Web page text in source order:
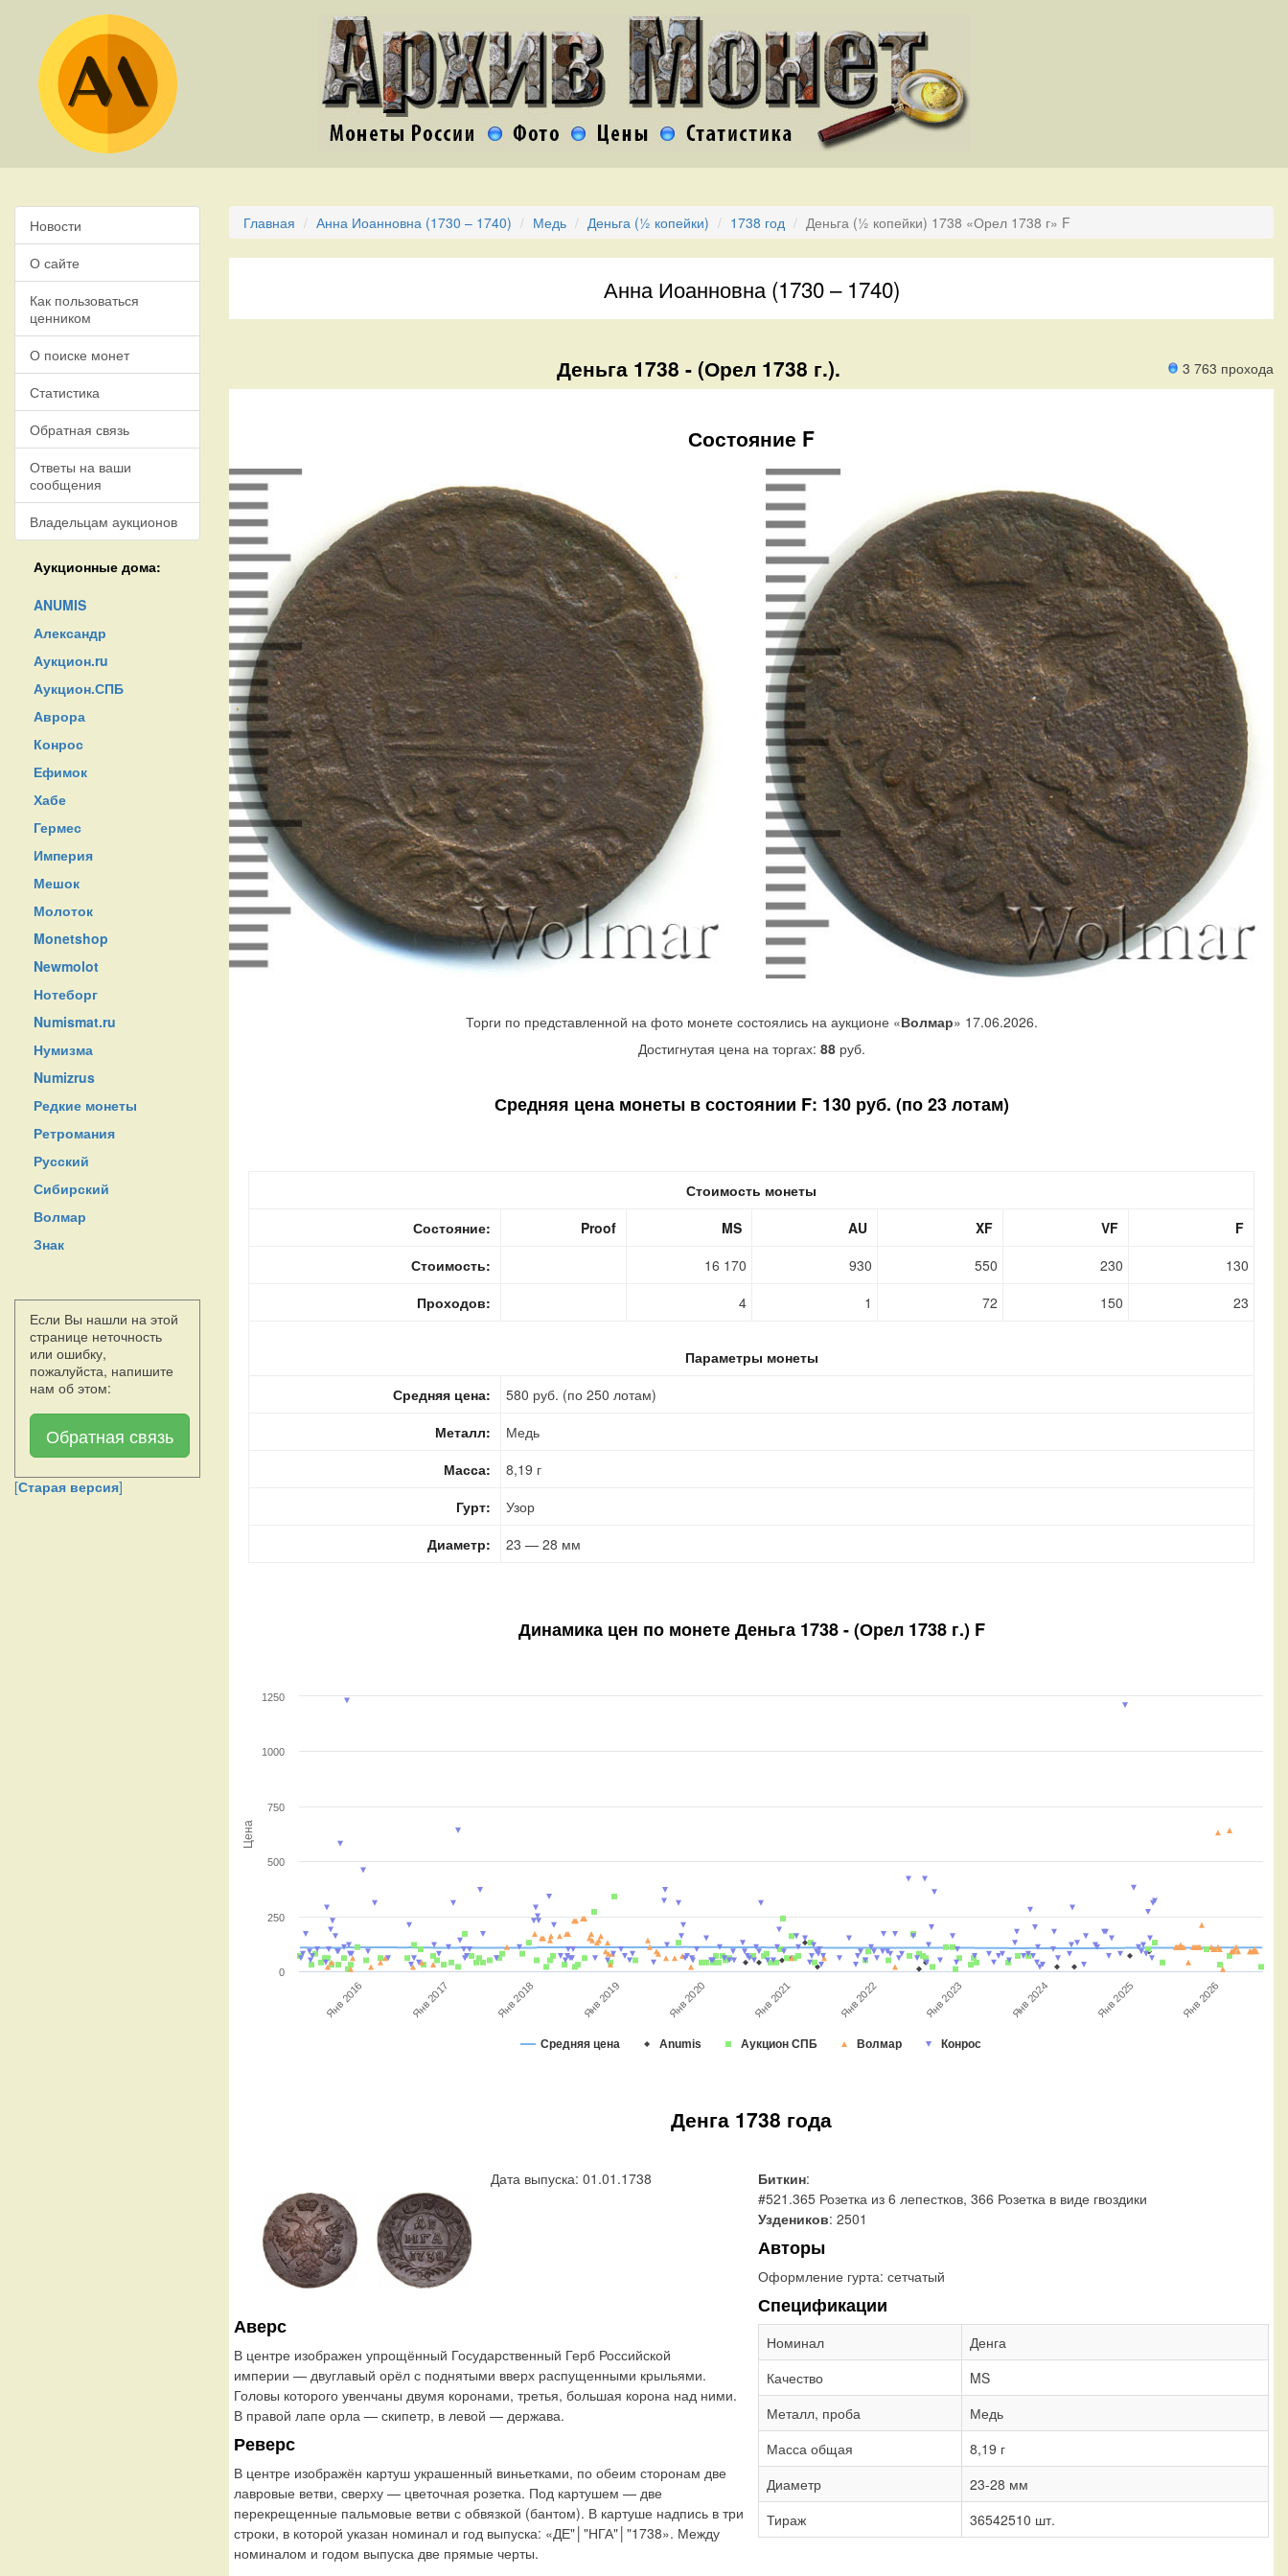
Новости
О сайте
Как пользоваться
ценником
О поиске монет
Статистика
Обратная связь
Ответы на ваши
сообщения
Владельцам аукционов
Аукционные дома:
ANUMIS
Александр
Аукцион.ru
Аукцион.СПБ
Аврора
Конрос
Ефимок
Хабе
Гермес
Империя
Мешок
Молоток
Monetshop
Newmolot
Нотеборг
Numismat.ru
Нумизма
Numizrus
Редкие монеты
Ретромания
Русский
Сибирский
Волмар
Знак
Если Вы нашли на этой
странице неточность
или ошибку,
пожалуйста, напишите
нам об этом:
Обратная связь
[Старая версия]
Главная Анна Иоанновна (1730 – 1740) Медь Деньга (½ копейки) 1738 год Деньга (½ копейки) 1738 «Орел 1738 г» F
Анна Иоанновна (1730 – 1740)
3 763 прохода
Деньга 1738 - (Орел 1738 г.).
Состояние F
Торги по представленной на фото монете состоялись на аукционе «Волмар» 17.06.2026.
Достигнутая цена на торгах: 88руб.
Средняя цена монеты в состоянии F: 130 руб. (по 23 лотам)
Стоимость монеты
Состояние:
Proof MS AU XF VF
F
Стоимость:
16 170 930 550 230
130
Проходов:
4 1 72 150 23
Параметры монеты
Средняя цена:
580 руб. (по 250 лотам)
Металл:
Медь
Масса:
8,19 г
Гурт:
Узор
Диаметр:
23 — 28 мм
Динамика цен по монетеДеньга 1738 - (Орел 1738 г.) F
Цена
Средняя цена Anumis Аукцион СПБ Волмар Конрос
Янв 2016 Янв 2017 Янв 2018 Янв 2019 Янв 2020 Янв 2021 Янв 2022 Янв 2023 Янв 2024 Янв 2025 Янв 2026
0
250
500
750
1000
1250
Денга 1738 года
Дата выпуска: 01.01.1738
Аверс
В центре изображен упрощённый Государственный Герб Российской
империи — двуглавый орёл с поднятыми вверх распущенными крыльями.
Головы которого увенчаны двумя коронами, третья, большая корона над ними.
В правой лапе орла — скипетр, в левой — держава.
Реверс
В центре изображён картуш украшенный виньетками, по обеим сторонам две
лавровые ветви, сверху — цветочная розетка. Под картушем — две
перекрещенные пальмовые ветви с обвязкой (бантом). В картуше надпись в три
строки, в которой указан номинал и год выпуска: «ДЕ"│"НГА"│"1738». Между
номиналом и годом выпуска две прямые черты.
Биткин:
#521.365 Розетка из 6 лепестков, 366 Розетка в виде гвоздики
Уздеников: 2501
Авторы
Оформление гурта: сетчатый
Спецификации
Номинал
Денга
Качество
MS
Металл, проба
Медь
Масса общая
8,19 г
Диаметр
23-28 мм
Тираж
36542510 шт.